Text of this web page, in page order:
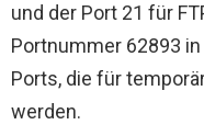
und der Port 21 für
Portnummer 62893
Ports, die für
werden.